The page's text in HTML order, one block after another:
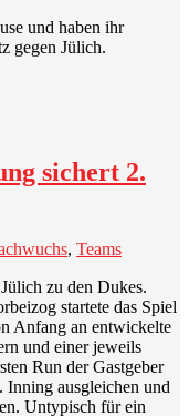
und haben ihr
gegen Jülich.
sichert 2.
, Teams
zu den Dukes.
startete das Spiel
Anfang an entwickelte
und einer jeweils
Run der Gastgeber
ausgleichen und
Untypisch für ein